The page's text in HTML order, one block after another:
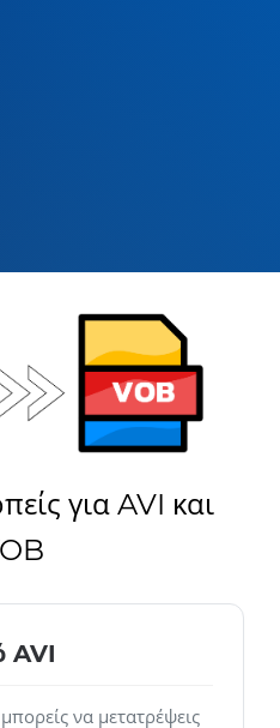
για AVI και
AVI
να μετατρέψεις